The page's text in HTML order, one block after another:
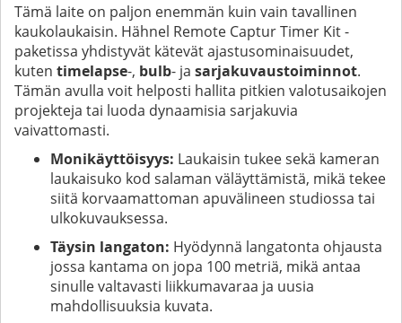
Tämä laite on paljon enemmän kuin vain tavallinen
kaukolaukaisin. Hähnel Remote Captur Timer Kit -
paketissa yhdistyvät kätevät ajastusominaisuudet,
kuten timelapse-, bulb- ja sarjakuvaustoiminnot.
Tämän avulla voit helposti hallita pitkien valotusaikojen
projekteja tai luoda dynaamisia sarjakuvia
vaivattomasti.
Monikäyttöisyys: Laukaisin tukee sekä kameran
laukaisuko kod salaman väläyttämistä, mikä tekee
siitä korvaamattoman apuvälineen studiossa tai
ulkokuvauksessa.
Täysin langaton: Hyödynnä langatonta ohjausta
jossa kantama on jopa 100 metriä, mikä antaa
sinulle valtavasti liikkumavaraa ja uusia
mahdollisuuksia kuvata.